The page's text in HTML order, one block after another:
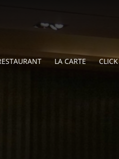
LA CARTE